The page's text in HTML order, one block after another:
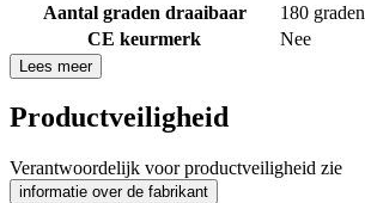
Aantal graden draaibaar
180 graden
CE keurmerk
Nee
Lees meer
Productveiligheid
Verantwoordelijk voor productveiligheid zie
informatie over de fabrikant